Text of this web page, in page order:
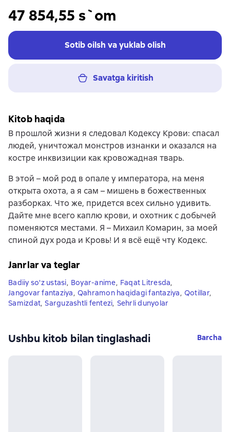
47 854,55 s`om
Sotib oilsh va yuklab olish
Savatga kiritish
Kitob haqida
В прошлой жизни я следовал Кодексу Крови: спасал
людей, уничтожал монстров изнанки и оказался на
костре инквизиции как кровожадная тварь.
В этой – мой род в опале у императора, на меня
открыта охота, а я сам – мишень в божественных
разборках. Что же, придется всех сильно удивить.
Дайте мне всего каплю крови, и охотник с добычей
поменяются местами. Я – Михаил Комарин, за моей
спиной дух рода и Кровь! И я всё ещё чту Кодекс.
Janrlar va teglar
Badiiy so'z ustasi, Boyar-anime, Faqat Litresda,
Jangovar fantaziya, Qahramon haqidagi fantaziya, Qotillar,
Samizdat, Sarguzashtli fentezi, Sehrli dunyolar
Ushbu kitob bilan tinglashadi Barcha